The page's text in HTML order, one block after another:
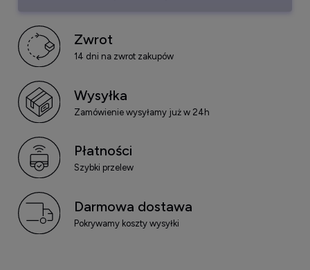
Zwrot
14 dni na zwrot zakupów
Wysyłka
Zamówienie wysyłamy już w 24h
Płatności
Szybki przelew
Darmowa dostawa
Pokrywamy koszty wysyłki